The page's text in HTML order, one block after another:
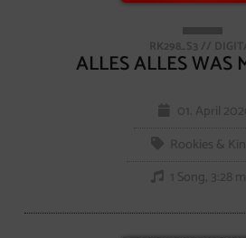
RK298_S3 //
ALLES ALLES WAS
01. April
Rookies &
1 Song, 3:28